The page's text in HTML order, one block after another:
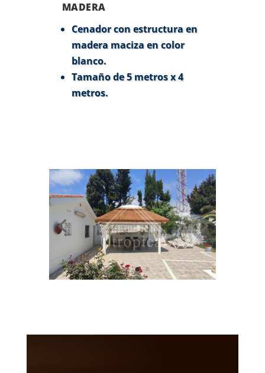
MADERA
Cenador con estructura en
madera maciza en color
blanco.
Tamaño de 5 metros x 4
metros.